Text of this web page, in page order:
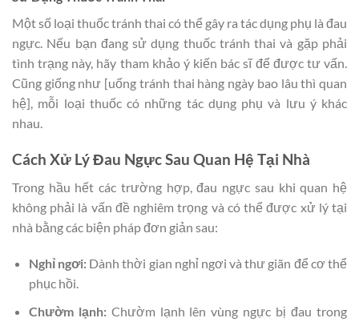
Một số loại thuốc tránh thai có thể gây ra tác dụng phụ là đau
ngực. Nếu bạn đang sử dụng thuốc tránh thai và gặp phải
tình trạng này, hãy tham khảo ý kiến bác sĩ để được tư vấn.
Cũng giống như [uống tránh thai hàng ngày bao lâu thì quan
hệ], mỗi loại thuốc có những tác dụng phụ và lưu ý khác
nhau.
Cách Xử Lý Đau Ngực Sau Quan Hệ Tại Nhà
Trong hầu hết các trường hợp, đau ngực sau khi quan hệ
không phải là vấn đề nghiêm trọng và có thể được xử lý tại
nhà bằng các biện pháp đơn giản sau:
Nghỉ ngơi:Dành thời gian nghỉ ngơi và thư giãn để cơ thể
phục hồi.
Chườm lạnh:Chườm lạnh lên vùng ngực bị đau trong